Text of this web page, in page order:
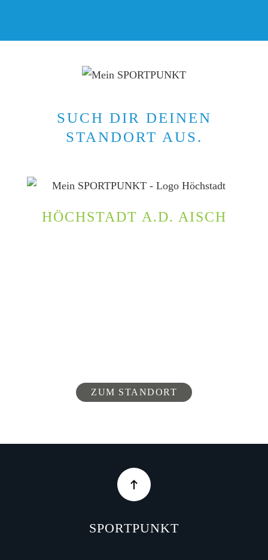
SUCH DIR DEINEN
STANDORT AUS.
HÖCHSTADT A.D. AISCH
ZUM STANDORT
SPORTPUNKT